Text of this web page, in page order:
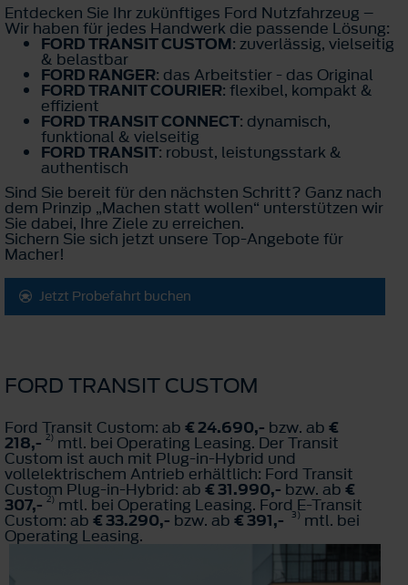
Entdecken Sie Ihr zukünftiges Ford Nutzfahrzeug –
Wir haben für jedes Handwerk die passende Lösung:
FORD TRANSIT CUSTOM: zuverlässig, vielseitig
& belastbar
FORD RANGER: das Arbeitstier - das Original
FORD TRANIT COURIER: flexibel, kompakt &
effizient
FORD TRANSIT CONNECT: dynamisch,
funktional & vielseitig
FORD TRANSIT: robust, leistungsstark &
authentisch
Sind Sie bereit für den nächsten Schritt? Ganz nach
dem Prinzip „Machen statt wollen“ unterstützen wir
Sie dabei, Ihre Ziele zu erreichen.
Sichern Sie sich jetzt unsere Top-Angebote für
Macher!
Jetzt Probefahrt buchen
FORD TRANSIT CUSTOM
Ford Transit Custom: ab € 24.690,- bzw. ab €
218,- 2) mtl. bei Operating Leasing. Der Transit
Custom ist auch mit Plug-in-Hybrid und
vollelektrischem Antrieb erhältlich: Ford Transit
Custom Plug-in-Hybrid: ab € 31.990,- bzw. ab €
307,- 2) mtl. bei Operating Leasing. Ford E-Transit
Custom: ab € 33.290,- bzw. ab € 391,- 3) mtl. bei
Operating Leasing.